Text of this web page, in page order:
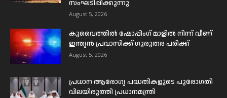
സംഘടിപ്പിക്കുന്നു
August 5, 2026
കുവൈത്തിൽ ഷോപ്പിംഗ് മാളിൽ നിന്ന് വീണ്
ഇന്ത്യൻ പ്രവാസിക്ക് ഗുരുതര പരിക്ക്
August 5, 2026
പ്രധാന ആരോഗ്യ പദ്ധതികളുടെ പുരോഗതി
വിലയിരുത്തി പ്രധാനമന്ത്രി